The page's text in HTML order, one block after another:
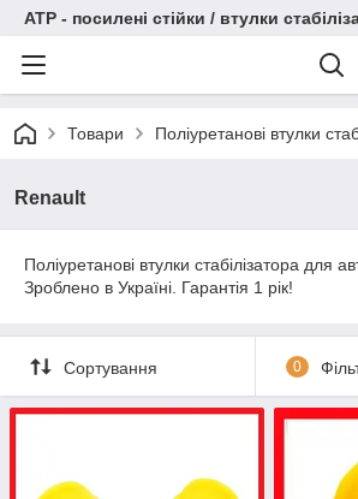
АТР - посилені стійки / втулки
Товари Поліуретанові втулки
Renault
Поліуретанові втулки стабілізатора для
Зроблено в Україні. Гарантія 1 рік!
Сортування 0